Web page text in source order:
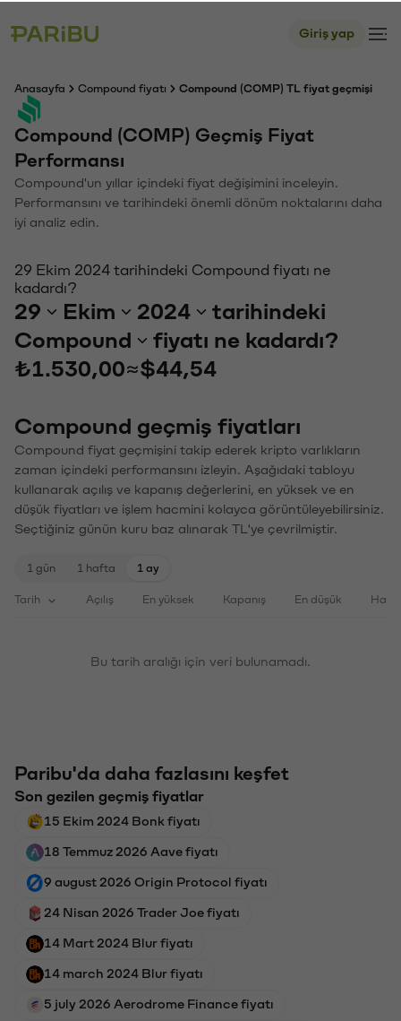
Giriş yap
Anasayfa Compound fiyatı Compound (COMP) TL fiyat geçmişi
Compound (COMP) Geçmiş Fiyat
Performansı
Compound'un yıllar içindeki fiyat değişimini inceleyin.
Performansını ve tarihindeki önemli dönüm noktalarını daha
iyi analiz edin.
29 Ekim 2024 tarihindeki Compound fiyatı ne
kadardı?
29 Ekim 2024
tarihindeki
Compound
fiyatı ne kadardı?
₺1.530,00≈$44,54
Compound geçmiş fiyatları
Compound fiyat geçmişini takip ederek kripto varlıkların
zaman içindeki performansını izleyin. Aşağıdaki tabloyu
kullanarak açılış ve kapanış değerlerini, en yüksek ve en
düşük fiyatları ve işlem hacmini kolayca görüntüleyebilirsiniz.
Seçtiğiniz günün kuru baz alınarak TL'ye çevrilmiştir.
1 gün 1 hafta 1 ay
Tarih Açılış En yüksek Kapanış En düşük
Bu tarih aralığı için veri bulunamadı.
Paribu'da daha fazlasını keşfet
Son gezilen geçmiş fiyatlar
15 Ekim 2024 Bonk fiyatı
18 Temmuz 2026 Aave fiyatı
9 august 2026 Origin Protocol fiyatı
24 Nisan 2026 Trader Joe fiyatı
14 Mart 2024 Blur fiyatı
14 march 2024 Blur fiyatı
5 july 2026 Aerodrome Finance fiyatı